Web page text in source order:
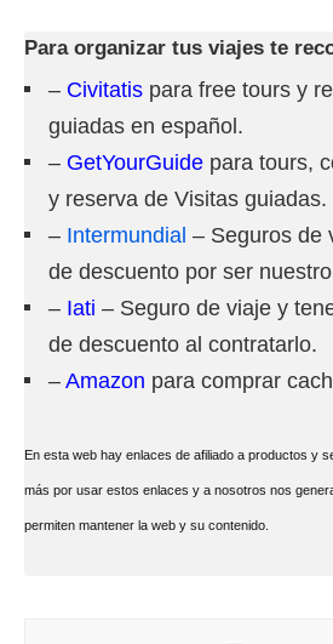
Para organizar tus viajes te
– Civitatis para free tours y
guiadas en español.
– GetYourGuide para tours,
y reserva de Visitas guiadas.
– Intermundial – Seguros de
de descuento por ser
– Iati – Seguro de viaje y
de descuento al contratarlo.
– Amazon para comprar
En esta web hay enlaces de afiliado a productos y
más por usar estos enlaces y a nosotros nos
permiten mantener la web y su contenido.